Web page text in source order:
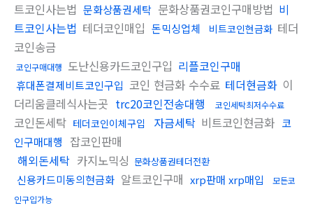
트코인사는법 문화상품권세탁 문화상품권코인구매방법 비
트코인사는법 테더코인매입 돈믹싱업체 비트코인현금화 테더
코인송금
코인구매대행 도난신용카드코인구입 리플코인구매
휴대폰결제비트코인구입 코인 현금화 수수료 테더현금화 이
더리움클레식사는곳 trc20코인전송대행 코인세탁최저수수료
코인돈세탁 테더코인이체구입 자금세탁 비트코인현금화 코
인구매대행
잡코인판매
해외돈세탁 카지노믹싱 문화상품권테더전환
신용카드미동의현금화 알트코인구매 xrp판매 xrp매입
모든코
인구입가능